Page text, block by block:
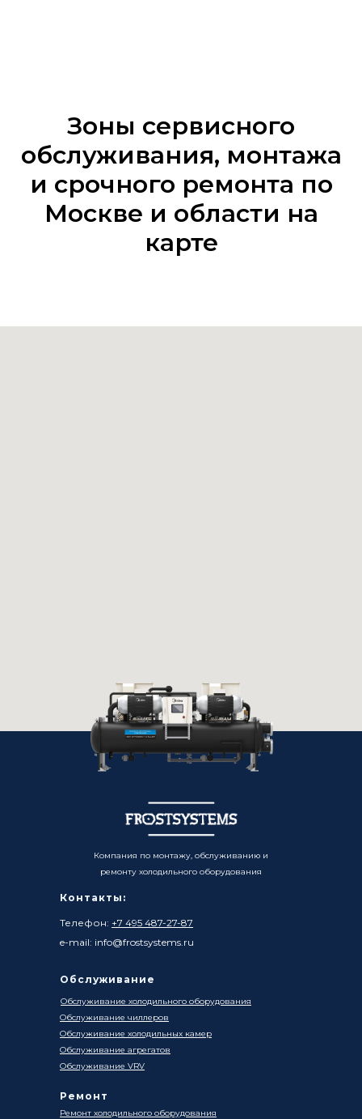
Зоны сервисного
обслуживания, монтажа
и срочного ремонта по
Москве и области на
карте
Контакты:
Телефон: +7 495 487-27-87
e-mail: info@frostsystems.ru
Ремонт
Компания по монтажу, обслуживанию и
ремонту холодильного оборудования
Ремонт холодильного оборудования
Обслуживание
Обслуживание холодильного оборудования
Обслуживание чиллеров
Обслуживание холодильных камер
Обслуживание агрегатов
Обслуживание VRV